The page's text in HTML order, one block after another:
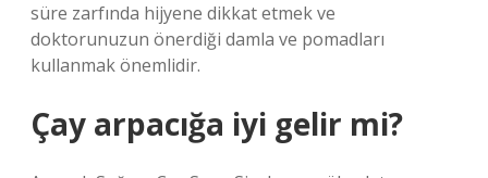
süre zarfında hijyene dikkat etmek ve
doktorunuzun önerdiği damla ve pomadları
kullanmak önemlidir.
Çay arpacığa iyi gelir mi?